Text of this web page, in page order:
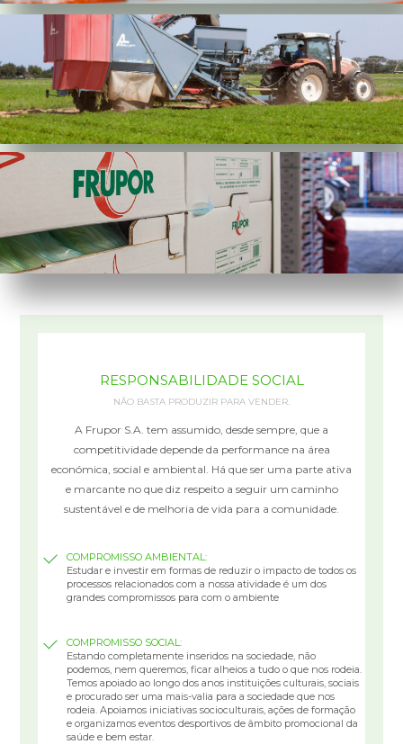
RESPONSABILIDADE SOCIAL
NÃO BASTA PRODUZIR PARA VENDER.
A Frupor S.A. tem assumido, desde sempre, que a
competitividade depende da performance na área
económica, social e ambiental. Há que ser uma parte ativa
e marcante no que diz respeito a seguir um caminho
sustentável e de melhoria de vida para a comunidade.
COMPROMISSO AMBIENTAL:
Estudar e investir em formas de reduzir o impacto de todos os
processos relacionados com a nossa atividade é um dos
grandes compromissos para com o ambiente
COMPROMISSO SOCIAL:
Estando completamente inseridos na sociedade, não
podemos, nem queremos, ficar alheios a tudo o que nos rodeia.
Temos apoiado ao longo dos anos instituições culturais, sociais
e procurado ser uma mais-valia para a sociedade que nos
rodeia. Apoiamos iniciativas socioculturais, ações de formação
e organizamos eventos desportivos de âmbito promocional da
saúde e bem estar.